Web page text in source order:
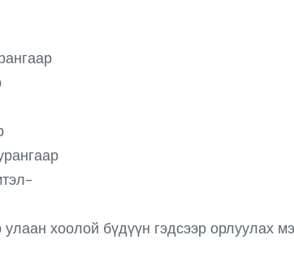
хоолой бүдүүн гэдсээр орлуулах